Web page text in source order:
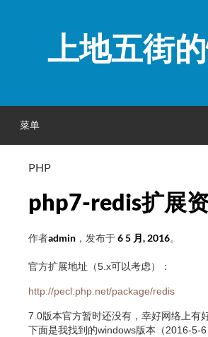
上地五街
菜单
PHP
php7-redis扩展
作者admin ，发布于6 5 月, 2016。
官方扩展地址（5.x可以考虑）：
http://pecl.php.net/package/redis
7.0版本官方暂时还没有，幸好网络上有
下面是我找到的windows版本（2016-5-6